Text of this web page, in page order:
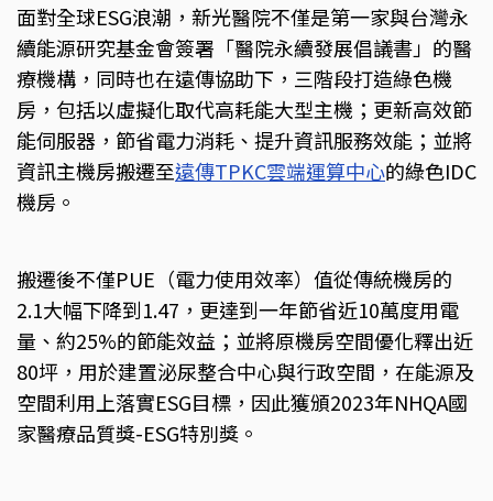
面對全球ESG浪潮，新光醫院不僅是第一家與台灣永
續能源研究基金會簽署「醫院永續發展倡議書」的醫
療機構，同時也在遠傳協助下，三階段打造綠色機
房，包括以虛擬化取代高耗能大型主機；更新高效節
能伺服器，節省電力消耗、提升資訊服務效能；並將
資訊主機房搬遷至遠傳TPKC雲端運算中心的綠色IDC
機房。
搬遷後不僅PUE（電力使用效率）值從傳統機房的
2.1大幅下降到1.47，更達到一年節省近10萬度用電
量、約25%的節能效益；並將原機房空間優化釋出近
80坪，用於建置泌尿整合中心與行政空間，在能源及
空間利用上落實ESG目標，因此獲頒2023年NHQA國
家醫療品質獎-ESG特別獎。